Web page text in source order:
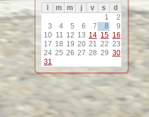
m m j v s
d
1
2
3
4 5 6 7 8
9
10 11 12 13 14 15 16
17 18 19 20 21 22 23
24 25 26 27 28 29 30
31